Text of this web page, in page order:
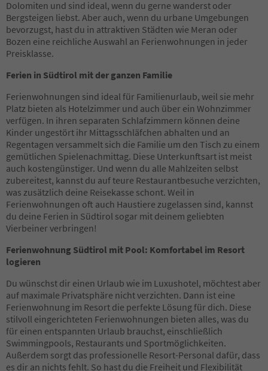
28
29
30
31
32
34
36
37
38
39
40
41
42
43
44
45
46
47
48
49
50
51
52
53
54
55
56
57
58
Dolomiten und sind ideal, wenn du gerne wanderst oder
Bergsteigen liebst. Aber auch, wenn du urbane Umgebungen
bevorzugst, hast du in attraktiven Städten wie Meran oder
Bozen eine reichliche Auswahl an Ferienwohnungen in jeder
Preisklasse.
Ferien in Südtirol mit der ganzen Familie
Ferienwohnungen sind ideal für Familienurlaub, weil sie mehr
Platz bieten als Hotelzimmer und auch über ein Wohnzimmer
verfügen. In ihren separaten Schlafzimmern können deine
Kinder ungestört ihr Mittagsschläfchen abhalten und an
Regentagen versammelt sich die Familie um den Tisch zu einem
gemütlichen Spielenachmittag. Diese Unterkunftsart ist meist
auch kostengünstiger. Und wenn du alle Mahlzeiten selbst
zubereitest, kannst du auf teure Restaurantbesuche verzichten,
was zusätzlich deine Reisekasse schont. Weil in
Ferienwohnungen oft auch Haustiere zugelassen sind, kannst
du deine Ferien in Südtirol sogar mit deinem geliebten
Vierbeiner verbringen!
Ferienwohnung Südtirol mit Pool: Komfortabel im Resort
logieren
Du wünschst dir einen Urlaub wie im Luxushotel, möchtest aber
auf maximale Privatsphäre nicht verzichten. Dann ist eine
Ferienwohnung im Resort die perfekte Lösung für dich. Diese
stilvoll eingerichteten Ferienwohnungen bieten alles, was du
für einen entspannten Urlaub brauchst, einschließlich
Swimmingpools, Restaurants und Sportmöglichkeiten.
Außerdem sorgt das professionelle Resort-Personal dafür, dass
es dir an nichts fehlt. So hast du die Freiheit und Flexibilität